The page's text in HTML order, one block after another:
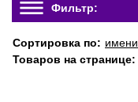
Фильтр:
Сортировка по: имени
Товаров на странице: